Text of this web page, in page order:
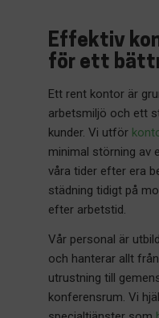
Effektiv
för ett
Ett rent kontor är
arbetsmiljö och ett
kunder. Vi utför
minimal störning av
våra tider efter era
städning tidigt på
efter arbetstid.
Vår personal är
och hanterar allt
utrustning till
konferensrum. Vi